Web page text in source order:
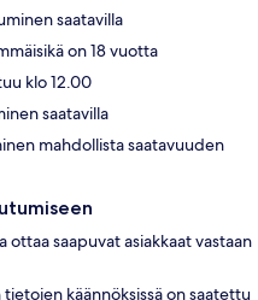
saatavilla
on 18 vuotta
klo 12.00
saatavilla
mahdollista saatavuuden
ottaa saapuvat asiakkaat vastaan
käännöksissä on saatettu